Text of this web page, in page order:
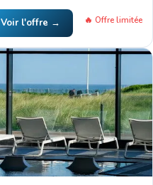
Voir l'offre → 🔥 Offre limitée